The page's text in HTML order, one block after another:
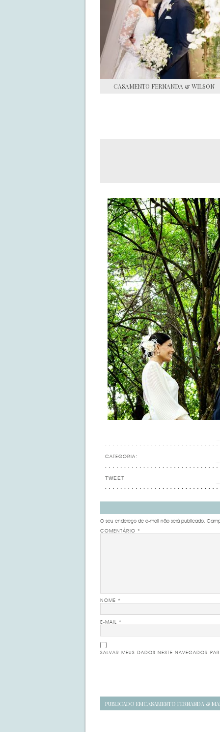
CASAMENTO FERNANDA & WILSON
CATEGORIA:
TWEET
O seu endereço de e-mail não será publicado.
COMENTÁRIO *
NOME *
E-MAIL *
SALVAR MEUS DADOS NESTE NAVEGADOR
Navegação
PUBLICADO EMCASAMENTO FERNANDA &